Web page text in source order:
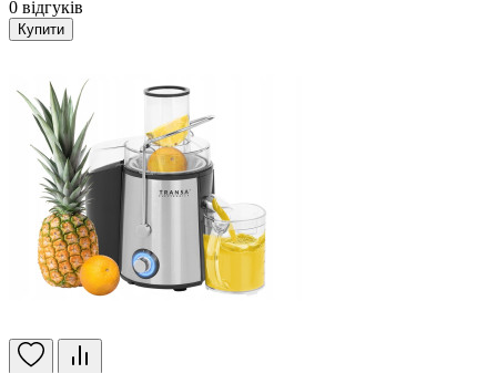
0 відгуків
Купити